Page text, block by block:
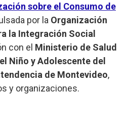
sobre el Consumo de
por la Organización
la Integración Social
con el Ministerio de Salud
Niño y Adolescente del
de Montevideo,
y organizaciones.